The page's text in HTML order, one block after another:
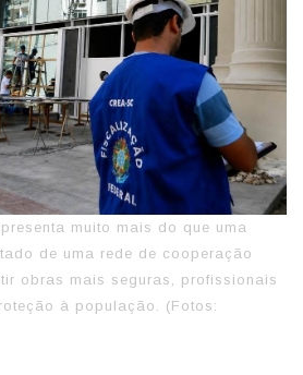
muito mais do que uma
de uma rede de cooperação
obras mais seguras, profissionais
à população. (Fotos: